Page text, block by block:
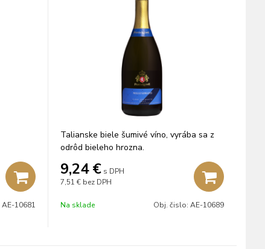
AE-10681
Talianske biele šumivé víno, vyrába sa z
odrôd bieleho hrozna.
9,24 € s DPH
7,51 € bez DPH
Na sklade Obj. čislo: AE-10689